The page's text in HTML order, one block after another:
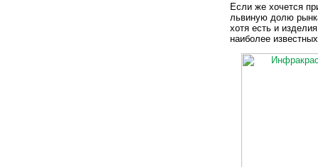
Если же хочется
львиную долю
хотя есть и
наиболее